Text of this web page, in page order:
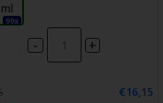
99x
- +
€16,15